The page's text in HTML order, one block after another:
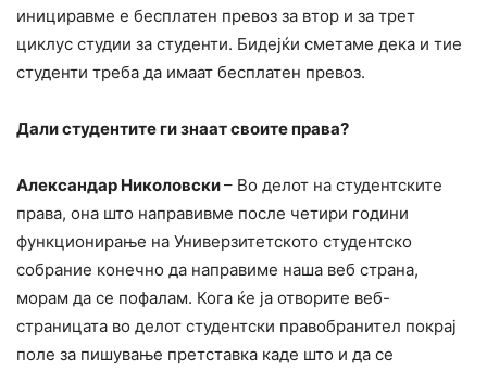
инициравме е бесплатен превоз за втор и за трет
циклус студии за студенти. Бидејќи сметаме дека и тие
студенти треба да имаат бесплатен превоз.
Дали студентите ги знаат своите права?
Александар Николовски– Во делот на студентските
права, она што направивме после четири години
функционирање на Универзитетското студентско
собрание конечно да направиме наша веб страна,
морам да се пофалам. Кога ќе ја отворите веб-
страницата во делот студентски правобранител покрај
поле за пишување претставка каде што и да се